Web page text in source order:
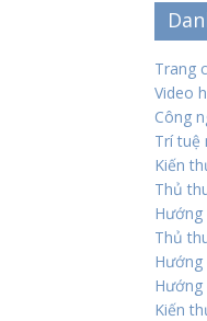
Trang
Video
Công
Trí tuệ
Kiến
Thủ
Hướng
Thủ
Hướng
Kiến